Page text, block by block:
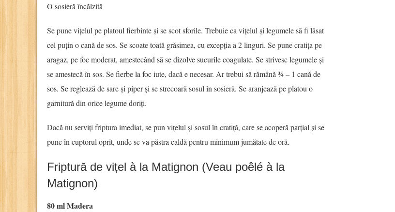
O sosieră încălzită
Se pune vițelul pe platoul fierbinte și se scot sforile. Trebuie ca vițelul și legumele să fi lăsat
cel puțin o cană de sos. Se scoate toată grăsimea, cu excepția a 2 linguri. Se pune cratița pe
aragaz, pe foc moderat, amestecând să se dizolve sucurile coagulate. Se strivesc legumele și
se amestecă în sos. Se fierbe la foc iute, dacă e necesar. Ar trebui să rămână ¾ – 1 cană de
sos. Se reglează de sare și piper și se strecoară sosul în sosieră. Se aranjează pe platou o
garnitură din orice legume doriți.
Dacă nu serviți friptura imediat, se pun vițelul și sosul în cratiță, care se acoperă parțial și se
pune în cuptorul oprit, unde se va păstra caldă pentru minimum jumătate de oră.
Friptură de vițel à la Matignon (Veau poêlé à la
Matignon)
80 ml Madera